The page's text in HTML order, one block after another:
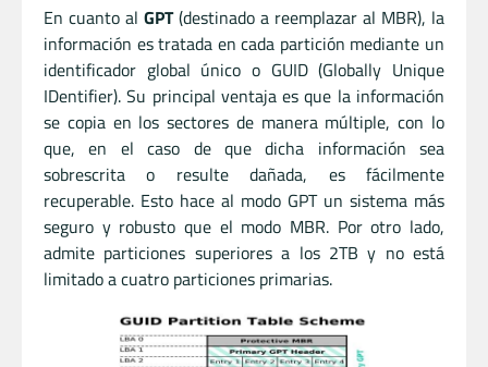
En cuanto al GPT(destinado a reemplazar al MBR), la
información es tratada en cada partición mediante un
identificador global único o GUID (Globally Unique
IDentifier). Su principal ventaja es que la información
se copia en los sectores de manera múltiple, con lo
que, en el caso de que dicha información sea
sobrescrita o resulte dañada, es fácilmente
recuperable. Esto hace al modo GPT un sistema más
seguro y robusto que el modo MBR. Por otro lado,
admite particiones superiores a los 2TB y no está
limitado a cuatro particiones primarias.